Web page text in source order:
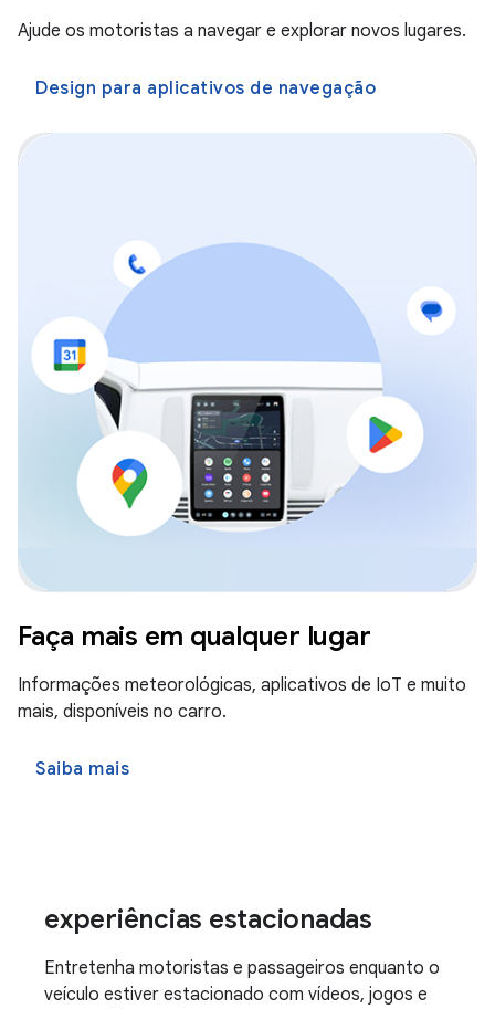
Ajude os motoristas a navegar e explorar novos lugares.
Design para aplicativos de navegação
Faça mais em qualquer lugar
Informações meteorológicas, aplicativos de IoT e muito
mais, disponíveis no carro.
Saiba mais
experiências estacionadas
Entretenha motoristas e passageiros enquanto o
veículo estiver estacionado com vídeos, jogos e